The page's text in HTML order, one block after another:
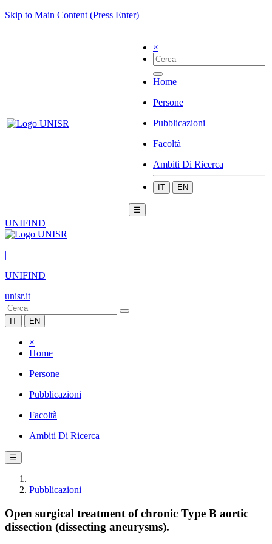
Skip to Main Content (Press Enter)
×
Home
Persone
Pubblicazioni
Facoltà
Ambiti Di Ricerca
IT EN
☰
UNIFIND
|
UNIFIND
unisr.it
IT EN
×
Home
Persone
Pubblicazioni
Facoltà
Ambiti Di Ricerca
☰
Pubblicazioni
Open surgical treatment of chronic Type B aortic
dissection (dissecting aneurysms).